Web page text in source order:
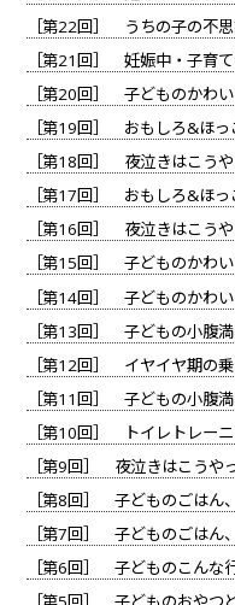
［第22回］ うちの子の不
［第21回］ 妊娠中・子育
［第20回］ 子どものかわ
［第19回］ おもしろ&ほっ
［第18回］ 夜泣きはこう
［第17回］ おもしろ&ほっ
［第16回］ 夜泣きはこう
［第15回］ 子どものかわ
［第14回］ 子どものかわ
［第13回］ 子どもの小腹
［第12回］ イヤイヤ期の
［第11回］ 子どもの小腹
［第10回］ トイレトレー
［第9回］ 夜泣きはこうや
［第8回］ 子どものごはん
［第7回］ 子どものごはん
［第6回］ 子どものこんな